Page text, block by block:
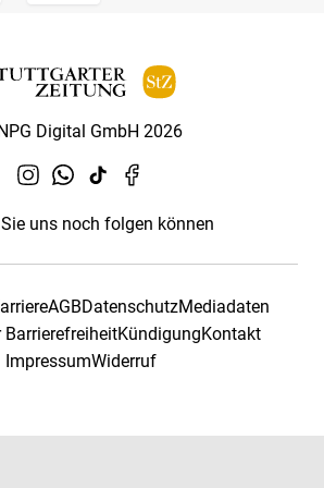
Digital GmbH 2026
uns noch folgen können
AGBDatenschutzMediadaten
BarrierefreiheitKündigungKontakt
ImpressumWiderruf